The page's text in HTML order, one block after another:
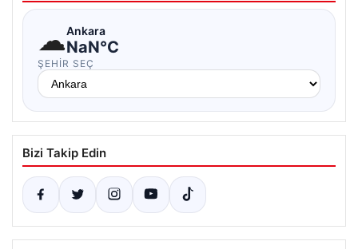
☁Ankara
NaN°C
ŞEHIR SEÇ
Bizi Takip Edin